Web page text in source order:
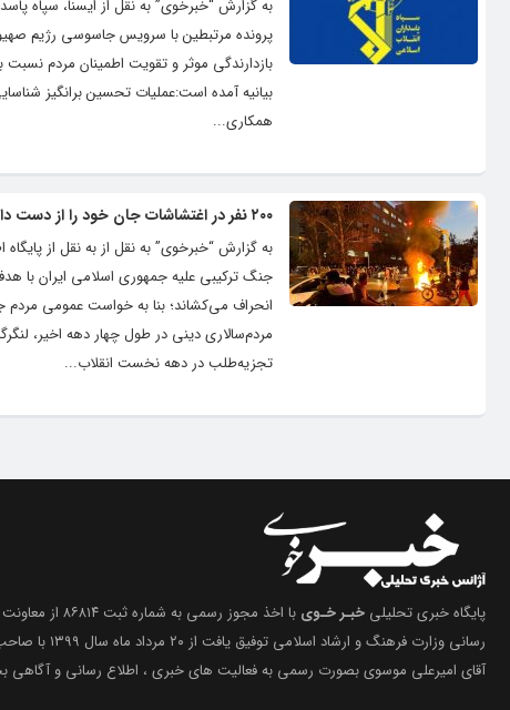
به گزارش “خبرخوی” به نقل از ایسنا، سپاه
پرونده مرتبطین با سرویس جاسوسی رژیم
بازدارندگی موثر و تقویت اطمینان مردم
بیانیه آمده است:عملیات تحسین برانگیز
همکاری...
۲۰۰ نفر در اغتشاشات جان خود را از دست داده‌اند
به گزارش “خبرخوی” به نقل از به نقل از
جنگ ترکیبی علیه جمهوری اسلامی ایران با
مردم‌سالاری دینی در طول چهار دهه اخیر،
تجزیه‌طلب در دهه نخست انقلاب...
پایگاه خبری تحلیلی خبـر خـوی
با اخذ مجوز رسمی
رسانی وزارت فرهنگ و
آقای امیرعلی موسوی بصورت رسمی به فعالیت های خبری ، اطلاع رسانی و آگاهی